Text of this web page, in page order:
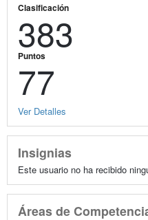
Clasificación
383
Puntos
77
Ver Detalles
Insignias
Este usuario no ha recibido
Áreas de